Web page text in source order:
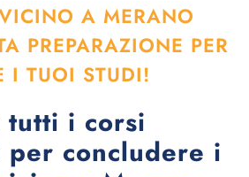
A MERANO
PREPARAZIONE PER
I TUOI STUDI!
tutti i corsi
concludere i